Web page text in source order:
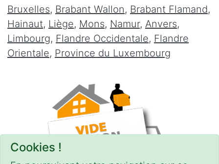
Cookies !
Bruxelles, Brabant Wallon, Brabant Flamand,
Hainaut, Liège, Mons, Namur, Anvers,
Limbourg, Flandre Occidentale, Flandre
Orientale, Province du Luxembourg